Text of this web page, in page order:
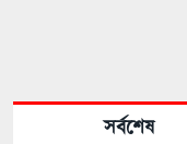
সর্বশেষ